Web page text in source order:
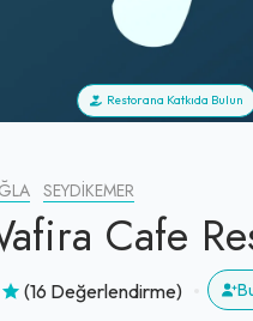
Restorana Katkıda Bulun
SEYDIKEMER
Cafe
(16 Değerlendirme)